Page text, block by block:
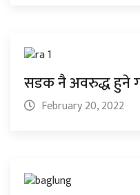
सडक नै अवरुद्ध हुने
February 20, 2022